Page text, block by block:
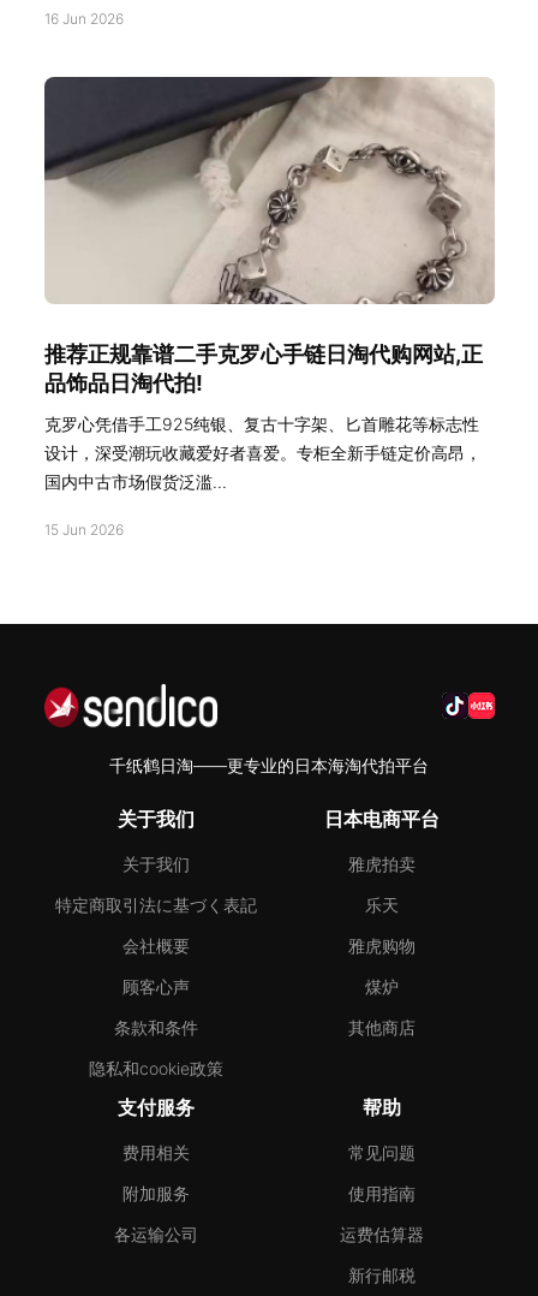
16 Jun 2026
推荐正规靠谱二手克罗心手链日淘代购网站,正
品饰品日淘代拍!
克罗心凭借手工925纯银、复古十字架、匕首雕花等标志性
设计，深受潮玩收藏爱好者喜爱。专柜全新手链定价高昂，
国内中古市场假货泛滥...
15 Jun 2026
千纸鹤日淘——更专业的日本海淘代拍平台
关于我们
关于我们
特定商取引法に基づく表記
会社概要
顾客心声
条款和条件
隐私和cookie政策
日本电商平台
雅虎拍卖
乐天
雅虎购物
煤炉
其他商店
支付服务
费用相关
附加服务
各运输公司
帮助
常见问题
使用指南
运费估算器
新行邮税